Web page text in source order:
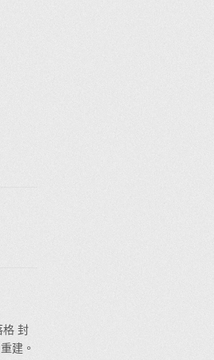
封
重建。